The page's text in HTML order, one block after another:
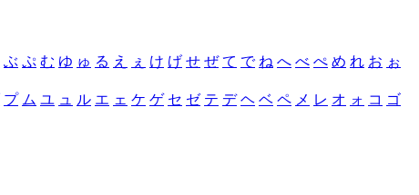
ぶ ぷ む ゆ ゅ る え ぇ け げ せ ぜ て で ね へ べ ぺ め れ お ぉ
プ ム ユ ュ ル エ ェ ケ ゲ セ ゼ テ デ ヘ ベ ペ メ レ オ ォ コ ゴ